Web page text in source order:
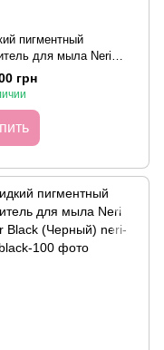
пигментный
для мыла Neri
Blue (Голубой), 100
грн